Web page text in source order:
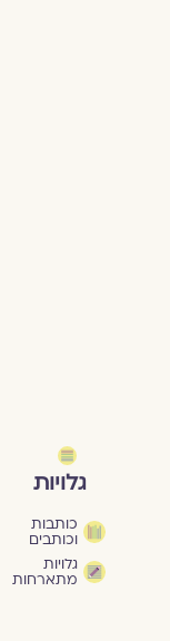
גלויות
כותבות
וכותבים
גלויות
מתארחות